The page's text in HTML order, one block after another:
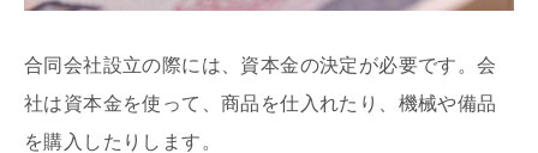
合同会社設立の際には、資本金の決定が必要です。会
社は資本金を使って、商品を仕入れたり、機械や備品
を購入したりします。